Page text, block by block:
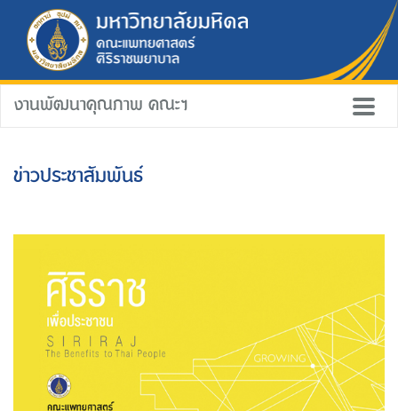
งานพัฒนาคุณภาพ คณะฯ
ข่าวประชาสัมพันธ์